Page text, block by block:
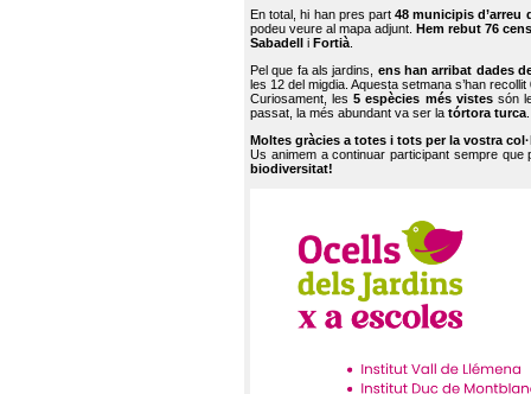
En total, hi han pres part48 municipis d’arreu
podeu veure al mapa adjunt. Hem rebut 76
Sabadell i Fortià
Pel que fa als jardins, ens han arribat dades
les 12 del migdia. Aquesta setmana s’han recollit
Curiosament, les5 espècies més vistessón
passat, la més abundant va ser la tórtora turca
Moltes gràcies a totes i tots per la vostra
Us animem a continuar participant sempre que
biodiversitat!